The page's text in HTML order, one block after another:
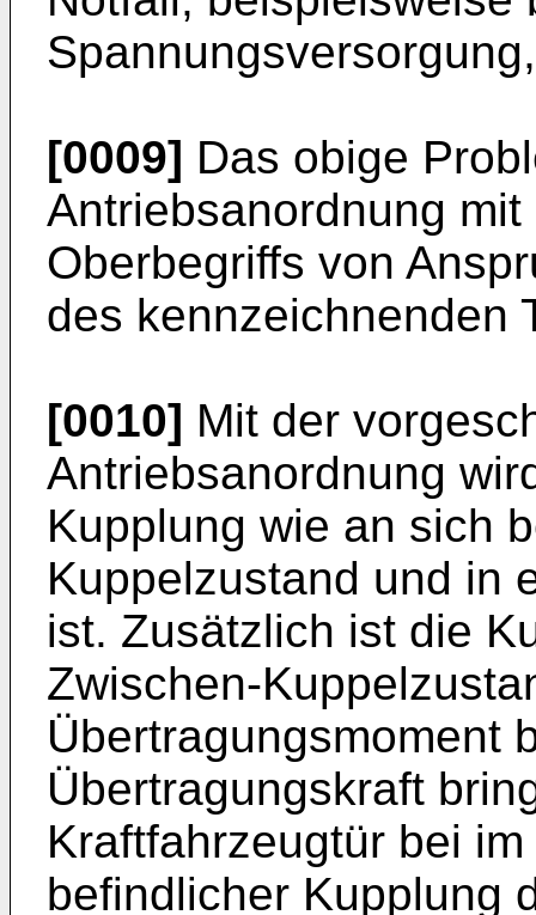
[0009] Das obige
Antriebsanordnung
Oberbegriffs von
des kennzeichnenden
[0010] Mit der
Antriebsanordnung
Kupplung wie an sich
Kuppelzustand und in
ist. Zusätzlich ist die
Zwischen-
Übertragungsmoment
Übertragungskraft
Kraftfahrzeugtür bei
befindlicher Kupplung